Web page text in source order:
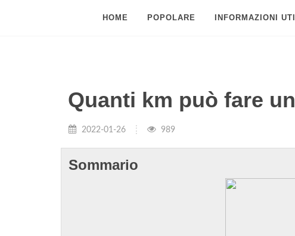
HOME POPOLARE INFORMAZIONI
Quanti km può fare
2022-01-26 989
Sommario